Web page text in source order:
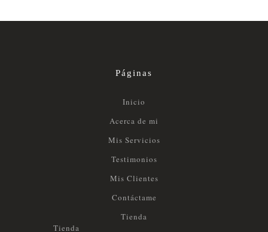
Páginas
Inicio
Acerca de mi
Mis Servicios
Testimonios
Mis Clientes
Contáctame
Tienda
Tienda